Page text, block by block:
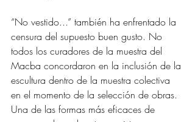
“No vestido...” también ha enfrentado la
censura del supuesto buen gusto. No
todos los curadores de la muestra del
Macba concordaron en la inclusión de la
escultura dentro de la muestra colectiva
en el momento de la selección de obras.
Una de las formas más eficaces de